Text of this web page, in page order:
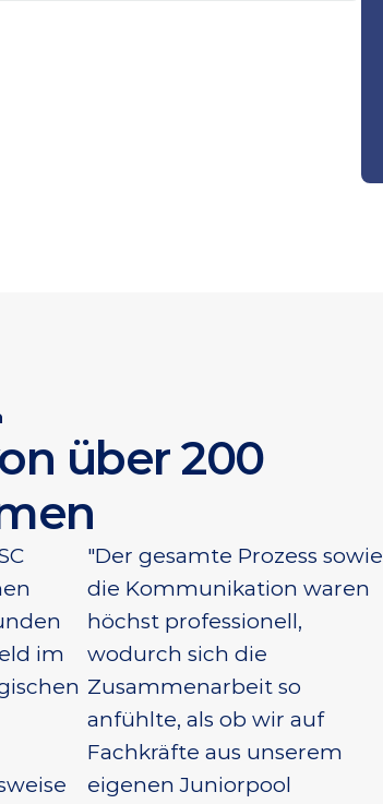
über 200
im
"Der gesamte Prozess sowie
die Kommunikation waren
höchst professionell,
wodurch sich die
Zusammenarbeit so
anfühlte, als ob wir auf
Fachkräfte aus unserem
eigenen Juniorpool